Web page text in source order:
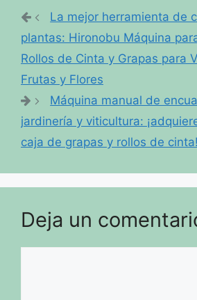
La mejor herramienta de
plantas: Hironobu Máquina
Rollos de Cinta y Grapas para
Frutas y Flores
Máquina manual de
jardinería y viticultura:
caja de grapas y rollos de cinta!
Deja un